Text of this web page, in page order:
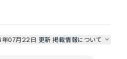
07月22日 更新掲載情報について